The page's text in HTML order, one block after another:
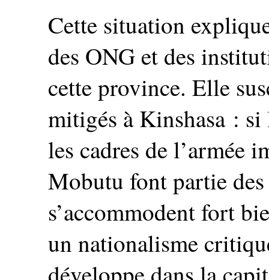
Cette situation
des ONG et des
cette province. Elle
mitigés à Kinshasa :
les cadres de l’armée
Mobutu font partie
s’accommodent fort
un nationalisme